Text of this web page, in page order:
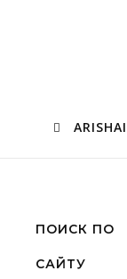
ARISHAI
ПОИСК ПО
САЙТУ